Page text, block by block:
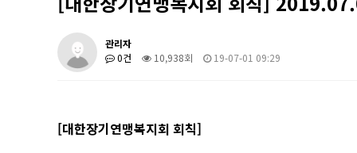
관리자
0건
10,938회 19-07-01 09:29
[대한장기연맹복지회 회칙]